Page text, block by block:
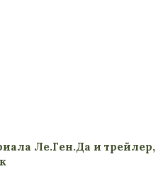
Ле.Ген.Да и трейлер,